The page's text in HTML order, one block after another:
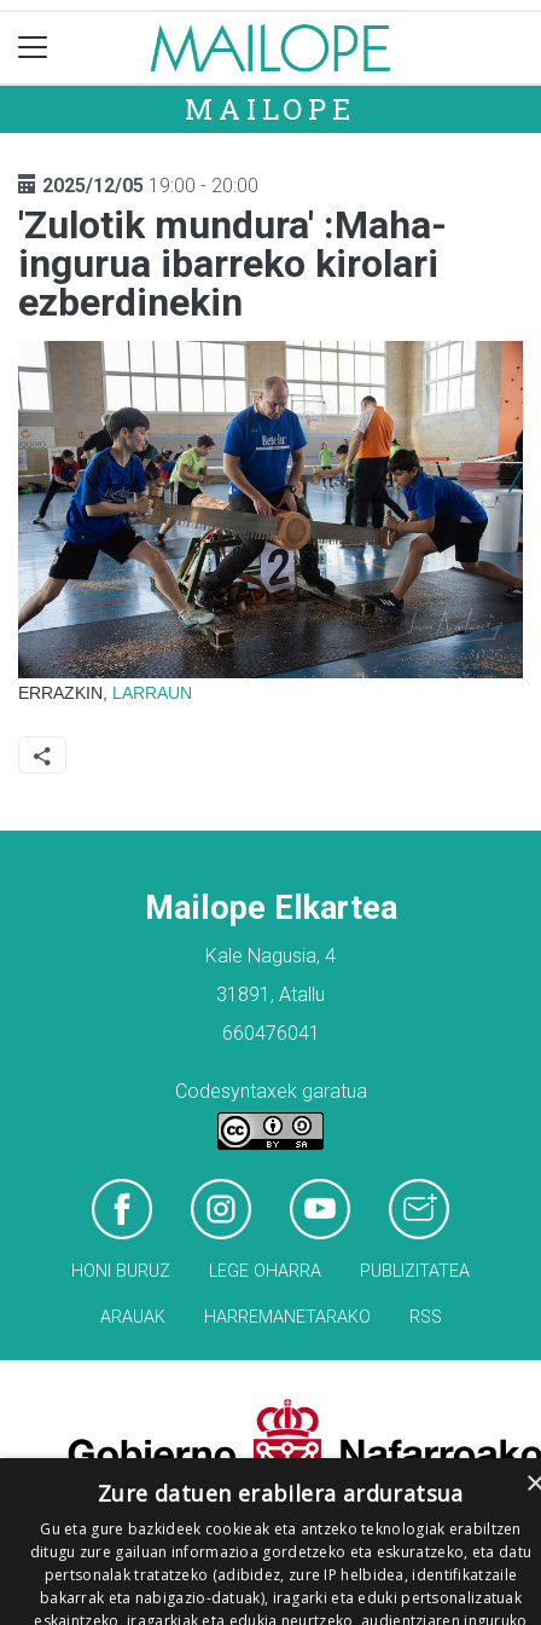
MAILOPE
2025/12/05 19:00 - 20:00
'Zulotik mundura' :Maha-
ingurua ibarreko kirolari
ezberdinekin
ERRAZKIN, LARRAUN
Mailope Elkartea
Kale Nagusia, 4
31891, Atallu
660476041
Codesyntaxek garatua
HONI BURUZ LEGE OHARRA PUBLIZITATEA
ARAUAK HARREMANETARAKO RSS
Zure datuen erabilera arduratsua
Gu eta gure bazkideek cookieak eta antzeko teknologiak erabiltzen
ditugu zure gailuan informazioa gordetzeko eta eskuratzeko, eta datu
pertsonalak tratatzeko (adibidez, zure IP helbidea, identifikatzaile
bakarrak eta nabigazio-datuak), iragarki eta eduki pertsonalizatuak
eskaintzeko, iragarkiak eta edukia neurtzeko, audientziaren inguruko